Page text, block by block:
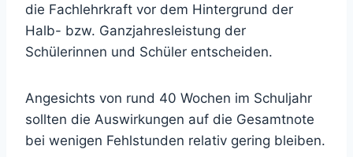
die Fachlehrkraft vor dem Hintergrund der
Halb- bzw. Ganzjahresleistung der
Schülerinnen und Schüler entscheiden.
Angesichts von rund 40 Wochen im Schuljahr
sollten die Auswirkungen auf die Gesamtnote
bei wenigen Fehlstunden relativ gering bleiben.